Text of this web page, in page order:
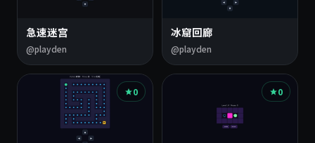
急速迷宫
@playden
冰窟回廊
@playden
0 0